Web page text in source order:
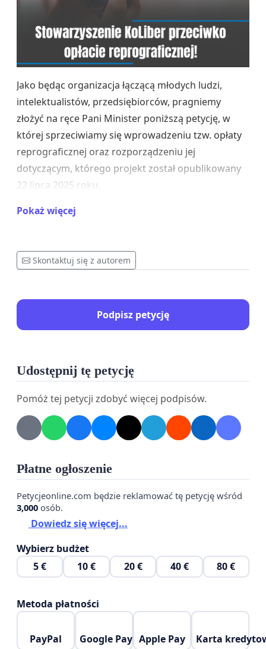
Jako będąc organizacja łączącą młodych ludzi,
intelektualistów, przedsiębiorców, pragniemy
złożyć na ręce Pani Minister poniższą petycję, w
której sprzeciwiamy się wprowadzeniu tzw. opłaty
reprograficznej oraz rozporządzeniu jej
dotyczącym, którego projekt został opublikowany
22 lipca 2025 roku.
argumentów stanowiących przeciwko
wprowadzeniu opłaty reprograficznej, także w
1. Naruszenie zasad demokratycznej kontroli i
przejrzystości:
Wprowadzenie opłaty reprograficznej
parlamentarną debatę nad mechanizmem poboru i
to, że każdy minister kultury będzie mógł
arbitralnie:
- zmieniać katalog objętych urządzeń;
- modyfikować stawki opłaty;
- wybierać lub wykluczać organizacje zbiorowego
zarządzania prawami autorskimi.
Ta procedura omija fundamenty zasady podziału
Pokaż więcej
Skontaktuj się z autorem
Podpisz petycję
Udostępnij tę petycję
Pomóż tej petycji zdobyć więcej podpisów.
Płatne ogłoszenie
Petycjeonline.com będzie reklamować tę petycję wśród
3,000 osób.
Dowiedz się więcej...
Wybierz budżet
5 €
10 € 20 € 40 € 80 €
Metoda płatności
PayPal Google Pay Apple Pay Karta